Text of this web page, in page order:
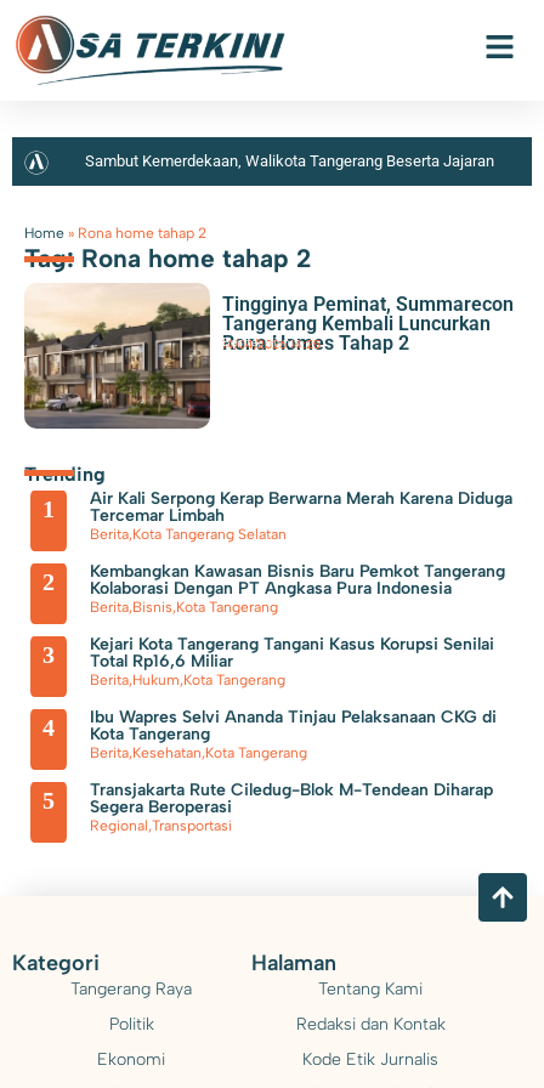
Sambut Kemerdekaan, Walikota Tangerang Beserta Jajaran
Bandara Tersibuk Kedua di Asia Tenggara Versi OAG
Pelaku Pencurian Sepeda Motor Beserta Penadahnya Dibekuk
Polisi di Karawaci Kurangi Beban Sampah di TPA
Jatiwaringin, Pemkab Tangerang Berencana Buka TPS3R di
Sekolah Swasta Ditangani Polres Metro Jakarta Selatan
Pelayanan Sosial Semakin Kuat
Home » Rona home tahap 2
Tag: Rona home tahap 2
Tingginya Peminat, Summarecon
Tangerang Kembali Luncurkan
Rona Homes Tahap 2
14/04/2026|14:25
Berita,Bisnis
Trending
1
Air Kali Serpong Kerap Berwarna Merah Karena Diduga
Tercemar Limbah
Berita,Kota Tangerang Selatan
2
Kembangkan Kawasan Bisnis Baru Pemkot Tangerang
Kolaborasi Dengan PT Angkasa Pura Indonesia
Berita,Bisnis,Kota Tangerang
3
Kejari Kota Tangerang Tangani Kasus Korupsi Senilai
Total Rp16,6 Miliar
Berita,Hukum,Kota Tangerang
4
Ibu Wapres Selvi Ananda Tinjau Pelaksanaan CKG di
Kota Tangerang
Berita,Kesehatan,Kota Tangerang
5
Transjakarta Rute Ciledug-Blok M-Tendean Diharap
Segera Beroperasi
Regional,Transportasi
Kategori
Tangerang Raya
Politik
Ekonomi
Halaman
Tentang Kami
Redaksi dan Kontak
Kode Etik Jurnalis